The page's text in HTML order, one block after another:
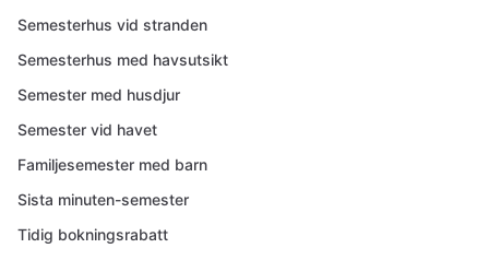
Semesterhus vid stranden
Semesterhus med havsutsikt
Semester med husdjur
Semester vid havet
Familjesemester med barn
Sista minuten-semester
Tidig bokningsrabatt